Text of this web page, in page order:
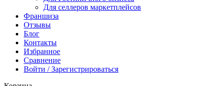
Для селлеров маркетплейсов
Франшиза
Отзывы
Блог
Контакты
Избранное
Сравнение
Войти / Зарегистрироваться